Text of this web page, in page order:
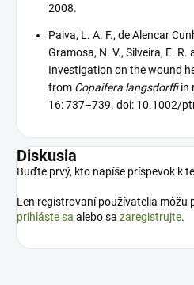
2008.
Paiva, L. A. F., de Alencar
Gramosa, N. V., Silveira, E. R.
Investigation on the wound
from Copaifera langsdorffiin
16: 737–739. doi: 10.1002/
Diskusia
Buďte prvý, kto napíše príspevok k
Len registrovaní používatelia môžu
prihláste sa alebo sa zaregistrujte.